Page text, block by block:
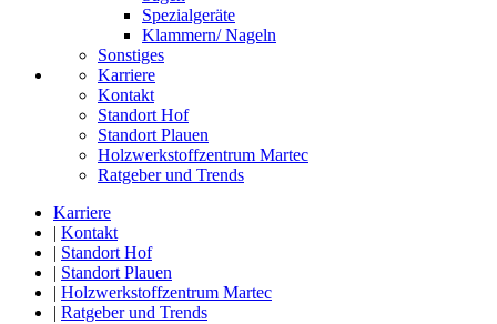
Spezialgeräte
Klammern/ Nageln
Sonstiges
Karriere
Kontakt
Standort Hof
Standort Plauen
Holzwerkstoffzentrum Martec
Ratgeber und Trends
Karriere
| Kontakt
| Standort Hof
| Standort Plauen
| Holzwerkstoffzentrum Martec
| Ratgeber und Trends